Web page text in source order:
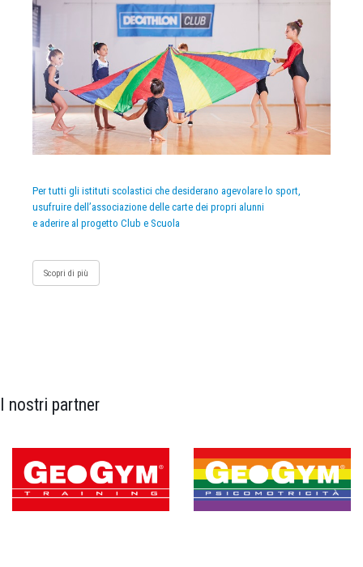
Per tutti gli istituti scolastici che desiderano agevolare lo sport,
usufruire dell’associazione delle carte dei propri alunni
e aderire al progetto Club e Scuola
Scopri di più
I nostri partner